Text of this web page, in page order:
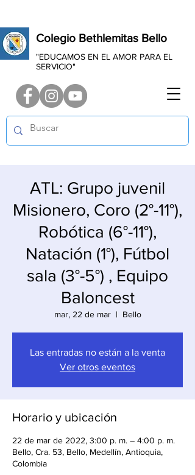
Colegio Bethlemitas Bello
"EDUCAMOS EN EL AMOR PARA EL
SERVICIO"
ATL: Grupo juvenil
Misionero, Coro (2°-11°),
Robótica (6°-11°),
Natación (1°), Fútbol
sala (3°-5°) , Equipo
Baloncest
mar, 22 de mar
  |
Bello
Las entradas no están a la venta
Ver otros eventos
Horario y ubicación
22 de mar de 2022, 3:00 p. m. – 4:00 p. m.
Bello, Cra. 53, Bello, Medellín, Antioquia,
Colombia